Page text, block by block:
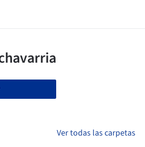
Ver todas las carpetas